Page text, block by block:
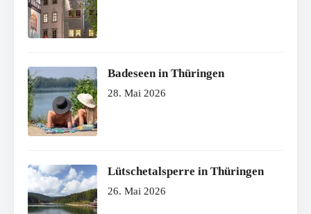
Badeseen in Thüringen
28. Mai 2026
Lütschetalsperre in Thüringen
26. Mai 2026